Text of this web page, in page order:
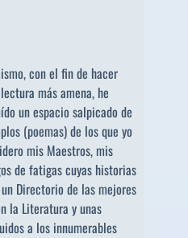
con el fin de hacer
más amena, he
un espacio salpicado de
(poemas) de los que yo
mis Maestros, mis
de fatigas cuyas historias
Directorio de las mejores
la Literatura y unas
a los innumerables